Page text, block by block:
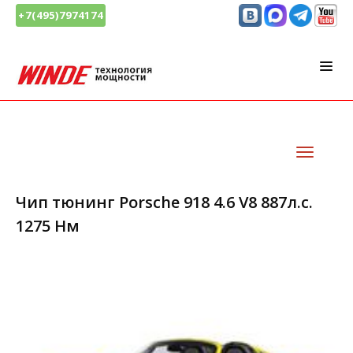
+7(495)7974174
Чип тюнинг Porsche 918 4.6 V8 887л.с.
1275 Нм